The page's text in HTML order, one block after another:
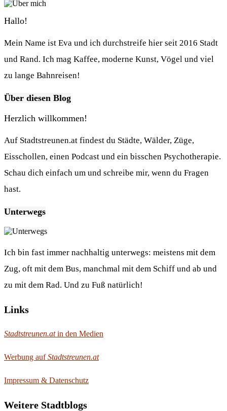
Hallo!
Mein Name ist Eva und ich durchstreife hier seit 2016 Stadt
und Rand. Ich mag Kaffee, moderne Kunst, Vögel und viel
zu lange Bahnreisen!
Über diesen Blog
Herzlich willkommen!
Auf Stadtstreunen.at findest du Städte, Wälder, Züge,
Eisschollen, einen Podcast und ein bisschen Psychotherapie.
Schau dich einfach um und schreibe mir, wenn du Fragen
hast.
Unterwegs
Ich bin fast immer nachhaltig unterwegs: meistens mit dem
Zug, oft mit dem Bus, manchmal mit dem Schiff und ab und
zu mit dem Rad. Und zu Fuß natürlich!
Links
Stadtstreunen.atin den Medien
Werbung aufStadtstreunen.at
Impressum & Datenschutz
Weitere Stadtblogs